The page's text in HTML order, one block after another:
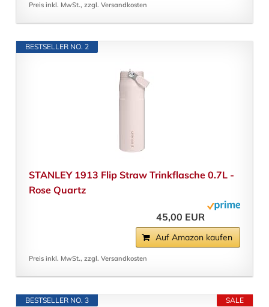
Preis inkl. MwSt., zzgl. Versandkosten
BESTSELLER NO. 2
STANLEY 1913 Flip Straw Trinkflasche 0.7L -
Rose Quartz
45,00 EUR
Auf Amazon kaufen
Preis inkl. MwSt., zzgl. Versandkosten
SALE
BESTSELLER NO. 3